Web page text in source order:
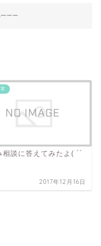
ーー
相談に答えてみたよ( ´`
2017年12月16日